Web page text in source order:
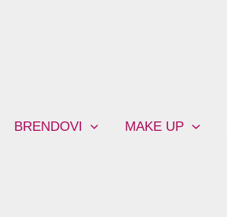
BRENDOVI MAKE UP